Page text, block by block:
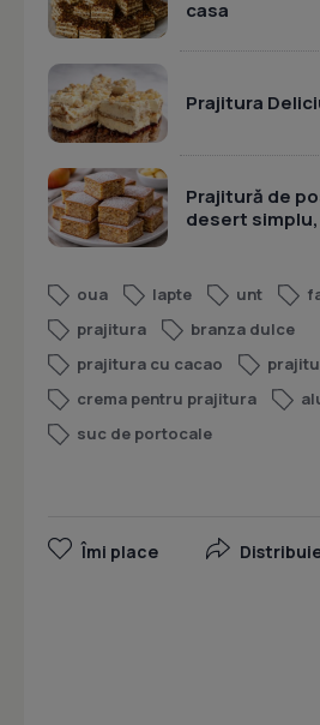
casa
Prajitura
Prajitură de
desert
oua lapte unt
prajitura
branza dulce
prajitura cu cacao
crema pentru prajitura
suc de portocale
Îmi place